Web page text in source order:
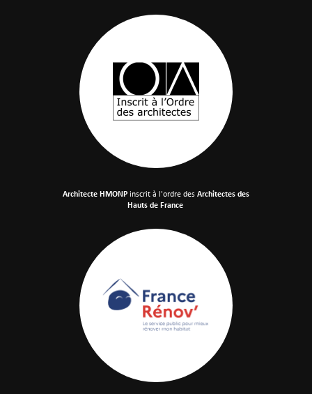
Architecte HMONPinscrit à l'ordre desArchitectes des
Hauts de France